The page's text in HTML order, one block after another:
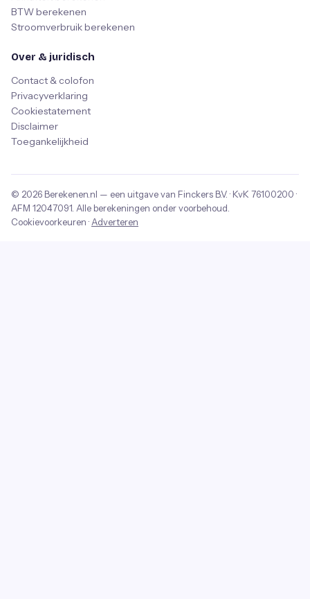
BTW berekenen
Stroomverbruik berekenen
Over & juridisch
Contact & colofon
Privacyverklaring
Cookiestatement
Disclaimer
Toegankelijkheid
© 2026 Berekenen.nl — een uitgave van Finckers B.V. · KvK 76100200 ·
AFM 12047091 . Alle berekeningen onder voorbehoud.
Cookievoorkeuren · Adverteren